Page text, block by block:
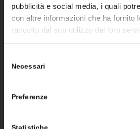
pubblicità e social media, i quali
con altre informazioni che ha fornito
raccolto dal suo utilizzo dei loro
delNecessari
Preferenze
SOLUZIONI
Moduli
Ottimizzatori di potenza